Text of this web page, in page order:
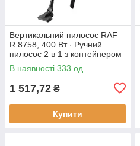
Вертикальний пилосос RAF
R.8758, 400 Вт ∙ Ручний
пилосос 2 в 1 з контейнером
В наявності 333 од.
1 517,72 ₴
Купити